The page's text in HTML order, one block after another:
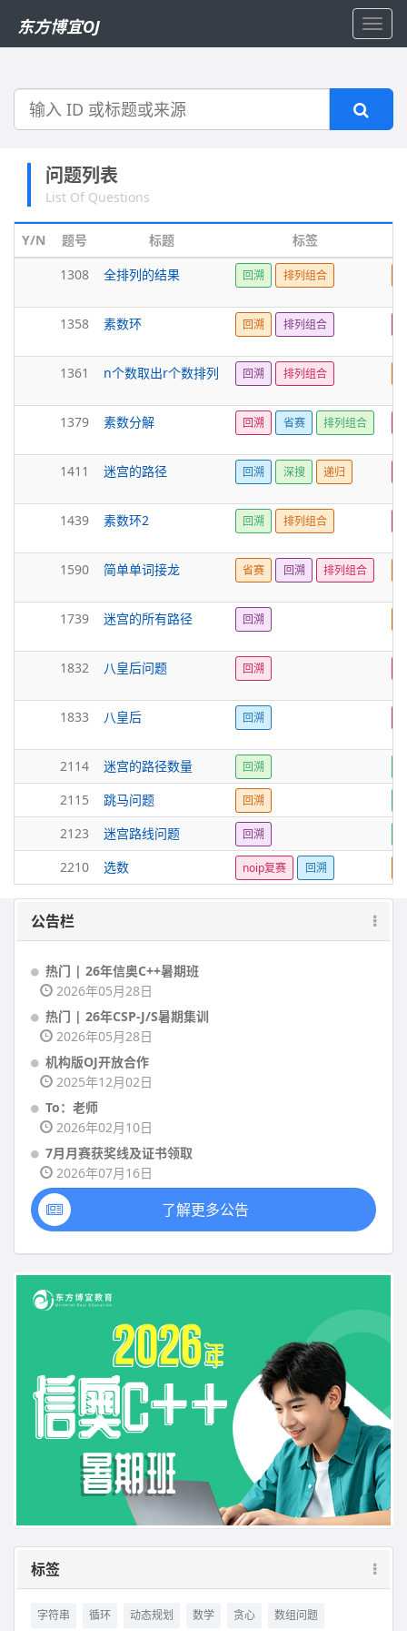
东方博宜OJ
搜
问题列表
List Of Questions
Y/N 题号 标题 标签
1308
全排列的结果 回溯 排列组合
1358 素数环 回溯 排列组合
1361 n个数取出r个数排列 回溯 排列组合
1379 素数分解 回溯 省赛 排列组合
1411 迷宫的路径 回溯 深搜 递归
1439 素数环2 回溯 排列组合
1590 简单单词接龙 省赛 回溯 排列组合
1739 迷宫的所有路径 回溯
1832 八皇后问题 回溯
1833 八皇后 回溯
2114 迷宫的路径数量 回溯
2115 跳马问题 回溯
2123 迷宫路线问题 回溯
2210 选数 noip复赛 回溯
公告栏
热门 | 26年信奥C++暑期班
2026年05月28日
热门 | 26年CSP-J/S暑期集训
2026年05月28日
机构版OJ开放合作
2025年12月02日
To：老师
2026年02月10日
7月月赛获奖线及证书领取
2026年07月16日
了解更多公告
标签
字符串 循环 动态规划 数学 贪心 数组问题